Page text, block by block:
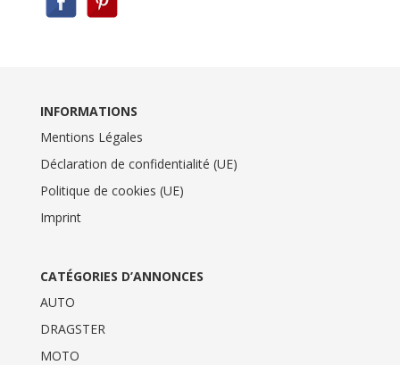
INFORMATIONS
Mentions Légales
Déclaration de confidentialité (UE)
Politique de cookies (UE)
Imprint
CATÉGORIES D’ANNONCES
AUTO
DRAGSTER
MOTO